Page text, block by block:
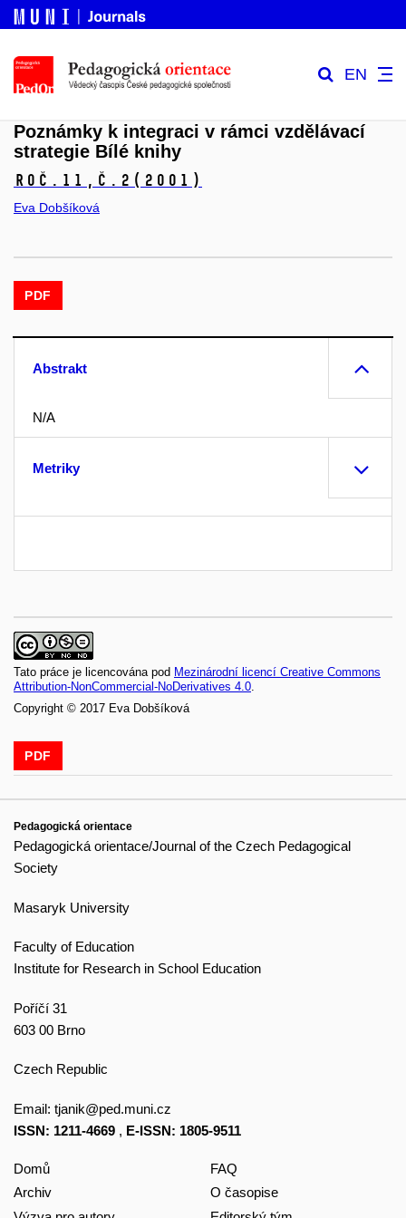
EN
Poznámky k integraci v rámci vzdělávací
strategie Bílé knihy
Roč.11, č.2 (2001)
Eva Dobšíková
PDF
Abstrakt
N/A
Metriky
Tato práce je licencována pod Mezinárodní licencí Creative Commons
Attribution-NonCommercial-NoDerivatives 4.0.
Copyright © 2017 Eva Dobšíková
PDF
Pedagogická orientace
Pedagogická orientace/Journal of the Czech Pedagogical
Society
Masaryk University
Faculty of Education
Institute for Research in School Education
Poříčí 31
603 00 Brno
Czech Republic
Email: tjanik@ped.muni.cz
ISSN: 1211-4669 , E-ISSN: 1805-9511
Domů
Archiv
FAQ
O časopise